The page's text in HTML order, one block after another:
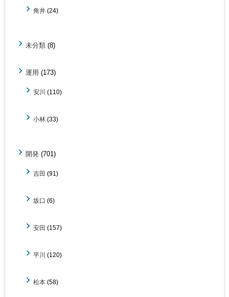
角井 (24)
未分類 (8)
運用 (173)
安川 (110)
小林 (33)
開発 (701)
吉田 (91)
坂口 (6)
安田 (157)
平川 (120)
松本 (58)